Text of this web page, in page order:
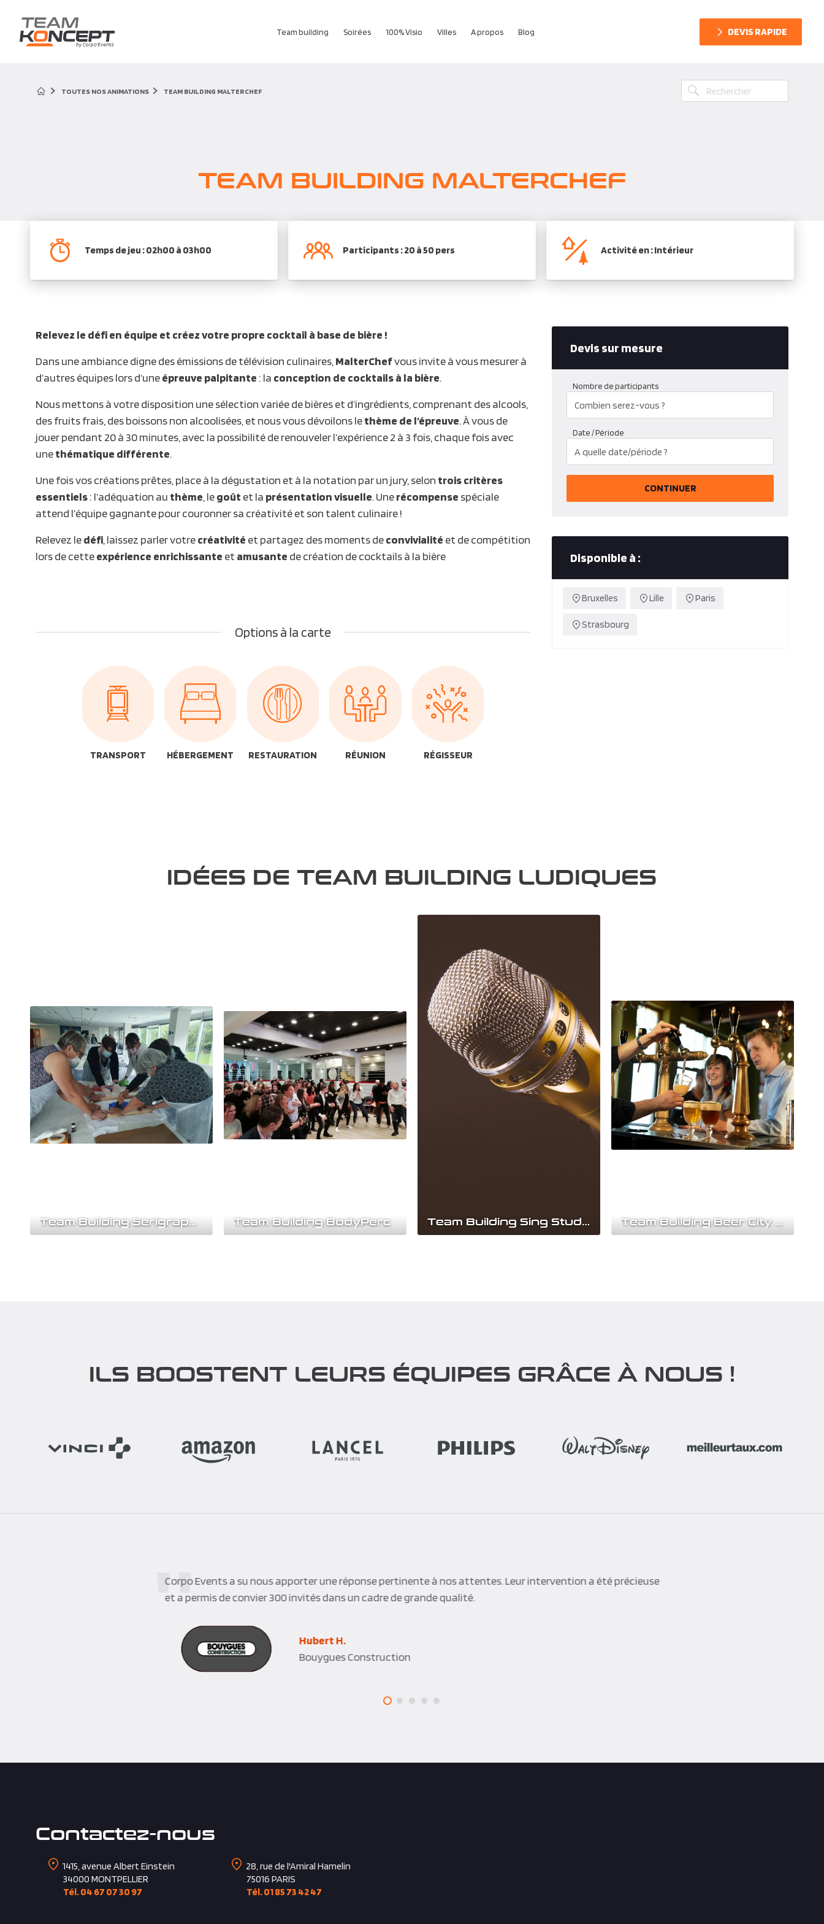
Team building Soirées 100% Visio Villes A propos Blog DEVIS RAPIDE
TOUTES NOS ANIMATIONS TEAM BUILDING MALTERCHEF
TEAM BUILDING MALTERCHEF
Temps de jeu : 02h00 à 03h00 Participants : 20 à 50 pers Activité en : Intérieur
Relevez le défi en équipe et créez votre propre cocktail à base de bière !
Dans une ambiance digne des émissions de télévision culinaires, MalterChefvous invite à vous mesurer à
d’autres équipes lors d’uneépreuve palpitante : la conception de cocktails à la bière.
Nous mettons à votre disposition une sélection variée de bières et d’ingrédients, comprenant des alcools,
des fruits frais, des boissons non alcoolisées, et nous vous dévoilons lethème de l’épreuve. À vous de
jouer pendant 20 à 30 minutes, avec la possibilité de renouveler l’expérience 2 à 3 fois, chaque fois avec
unethématique différente.
Une fois vos créations prêtes, place à la dégustation et à la notation par un jury, selon trois critères
essentiels: l’adéquation au thème , legoût et la présentation visuelle. Unerécompense spéciale
attend l’équipe gagnante pour couronner sa créativité et son talent culinaire !
Relevez ledéfi, laissez parler votrecréativité et partagez des moments deconvivialité et de compétition
lors de cetteexpérience enrichissante et amusante de création de cocktails à la bière
Options à la carte
TRANSPORT HÉBERGEMENT RESTAURATION RÉUNION RÉGISSEUR
Devis sur mesure
Nombre de participants
Date / Période
CONTINUER
Disponible à :
Bruxelles Lille Paris
Strasbourg
IDÉES DE TEAM BUILDING LUDIQUES
Team Building Serigraphie Team Building BodyPerc Team Building Sing Studio Team Building Beer City Tour
ILS BOOSTENT LEURS ÉQUIPES GRÂCE À NOUS !
Corpo Events a su nous apporter une réponse pertinente à nos attentes. Leur intervention a été précieuse
et a permis de convier 300 invités dans un cadre de grande qualité.
Hubert H.
Bouygues Construction
Contactez-nous
1415, avenue Albert Einstein
34000 MONTPELLIER
Tél. 04 67 07 30 97
28, rue de l'Amiral Hamelin
75016 PARIS
Tél. 01 85 73 42 47